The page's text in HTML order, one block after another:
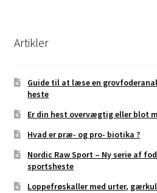
Artikler
Guide til at læse en
heste
Er din hest overvægtig eller blot
Hvad er præ- og pro- biotika ?
Nordic Raw Sport – Ny serie af
sportsheste
Loppefrøskaller med urter,